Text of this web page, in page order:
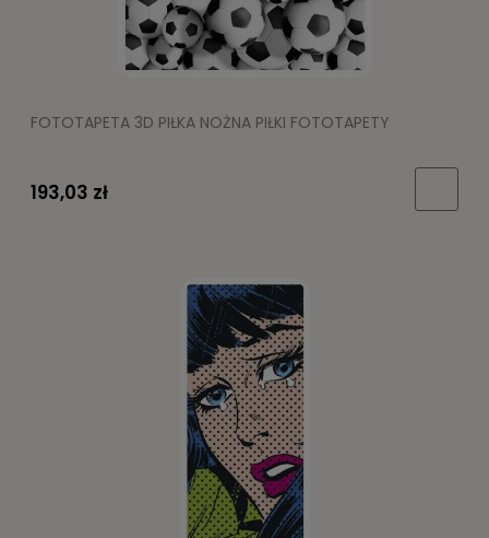
FOTOTAPETA 3D PIŁKA NOŻNA PIŁKI FOTOTAPETY
193,03 zł